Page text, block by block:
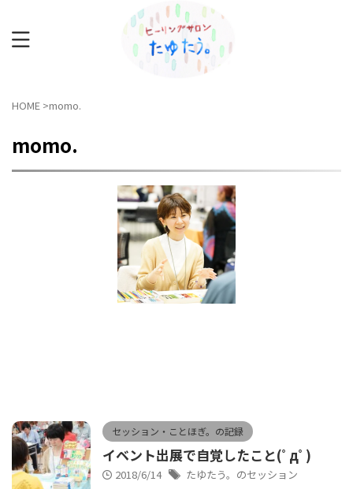
HOME >momo.
momo.
セッション・ことほぎ。の記録
イベント出展で自覚したこと(ﾟдﾟ)
2018/6/14 たゆたう。のセッション